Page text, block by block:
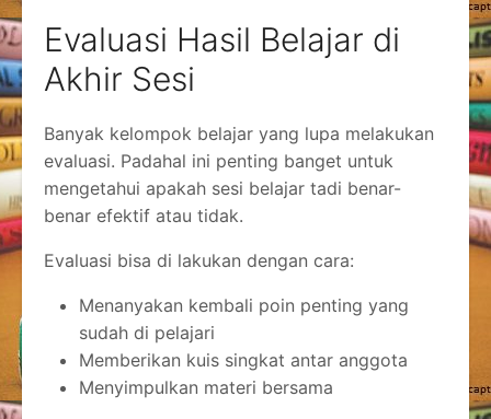
Evaluasi Hasil Belajar di
Akhir Sesi
Banyak kelompok belajar yang lupa melakukan
evaluasi. Padahal ini penting banget untuk
mengetahui apakah sesi belajar tadi benar-
benar efektif atau tidak.
Evaluasi bisa di lakukan dengan cara:
Menanyakan kembali poin penting yang
sudah di pelajari
Memberikan kuis singkat antar anggota
Menyimpulkan materi bersama